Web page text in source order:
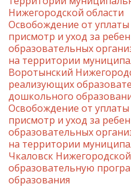
Нижегородской области
Освобождение от
присмотр и уход за
образовательных
на территории
Воротынский
реализующих
дошкольного
Освобождение от
присмотр и уход за
образовательных
на территории
Чкаловск
образовательную
образования